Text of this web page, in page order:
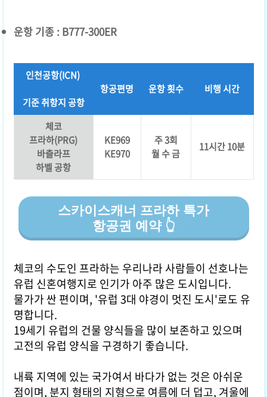
운항 기종 : B777-300ER
인천공항(ICN)
기준 취항지 공항
항공편명 운항 횟수 비행 시간
체코
프라하(PRG)
바츨라프
하벨 공항
KE969
KE970
주 3회
월 수 금
11시간 10분
스카이스캐너 프라하 특가
항공권 예약 👆
체코의 수도인 프라하는 우리나라 사람들이 선호나는
유럽 신혼여행지로 인기가 아주 많은 도시입니다.
물가가 싼 편이며, '유럽 3대 야경이 멋진 도시'로도 유
명합니다.
19세기 유럽의 건물 양식들을 많이 보존하고 있으며
고전의 유럽 양식을 구경하기 좋습니다.
내륙 지역에 있는 국가여서 바다가 없는 것은 아쉬운
점이며, 분지 형태의 지형으로 여름에 더 덥고, 겨울에